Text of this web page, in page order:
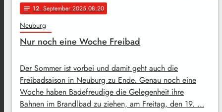
notes 12. September 2025 08:20
Neuburg
Nur noch eine Woche Freibad
Der Sommer ist vorbei und damit geht auch die
Freibadsaison in Neuburg zu Ende. Genau noch eine
Woche haben Badefreudige die Gelegenheit ihre
Bahnen im Brandlbad zu ziehen, am Freitag, den 19. …